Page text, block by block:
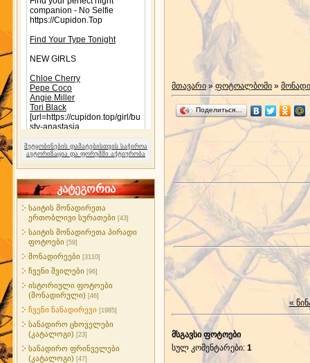
შეტყობინების დამატებისთვის საჭიროა
ავტორიზაცია და ფორუმში აქტიურობა
კატეგორია
საიტის მონადირეთა
ერთობლივი სურათები [43]
საიტის მონადირეთა პირადი
ფოტოები [59]
მონადირეები [3110]
ჩვენი შვილები [96]
ისტორიული ფოტოები
(მონადირული) [46]
ჩვენი ნანადირევი [1985]
სანადირო ცხოველები
(კატალოგი) [23]
სანადირო ფრინველები
(კატალოგი) [47]
მთავარი »ფოტოალბომი »
Поделиться…
«
მსგავსი ფოტოები
სულ კომენტარები: 1